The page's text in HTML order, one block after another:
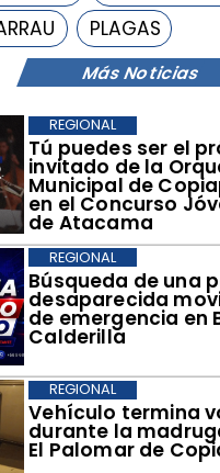
Más Noticias
Tú puedes ser el
invitado de la
Municipal de
en el Concurso
de Atacama
REGIONAL
Búsqueda de una
desaparecida
de emergencia en
Calderilla
REGIONAL
Vehículo termina
durante la
El Palomar de
REGIONAL
PLAGAS